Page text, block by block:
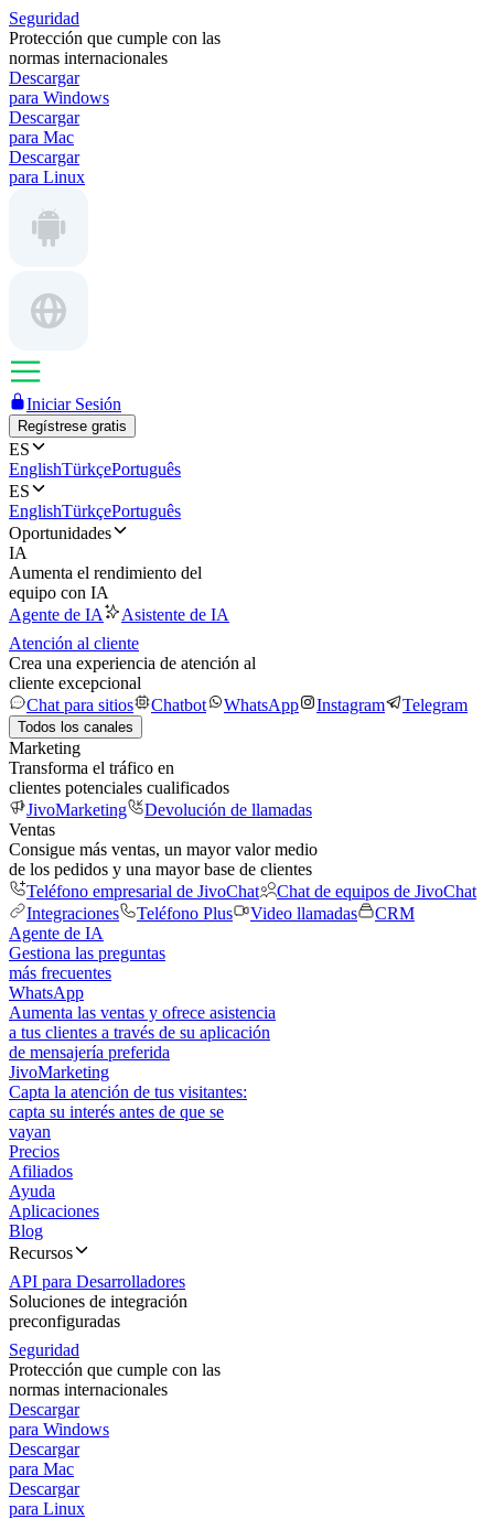
Seguridad
Protección que cumple con las
normas internacionales
Descargar
para Windows
Descargar
para Mac
Descargar
para Linux
Iniciar Sesión
Regístrese gratis
ES
EnglishTürkçePortuguês
ES
EnglishTürkçePortuguês
Oportunidades
IA
Aumenta el rendimiento del
equipo con IA
Agente de IA
Asistente de IA
Atención al cliente
Crea una experiencia de atención al
cliente excepcional
Chat para sitios
Chatbot WhatsApp Instagram Telegram
Todos los canales
Marketing
Transforma el tráfico en
clientes potenciales cualificados
JivoMarketing
Devolución de llamadas
Ventas
Consigue más ventas, un mayor valor medio
de los pedidos y una mayor base de clientes
Teléfono empresarial de JivoChat
Chat de equipos de JivoChat
Integraciones
Teléfono Plus Video llamadas
CRM
Agente de IA
Gestiona las preguntas
más frecuentes
WhatsApp
Aumenta las ventas y ofrece asistencia
a tus clientes a través de su aplicación
de mensajería preferida
JivoMarketing
Capta la atención de tus visitantes:
capta su interés antes de que se
vayan
Precios
Afiliados
Ayuda
Aplicaciones
Blog
Recursos
API para Desarrolladores
Soluciones de integración
preconfiguradas
Seguridad
Protección que cumple con las
normas internacionales
Descargar
para Windows
Descargar
para Mac
Descargar
para Linux